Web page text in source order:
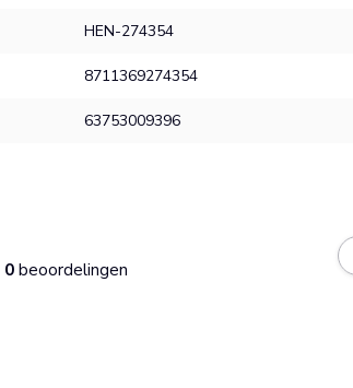
HEN-274354
8711369274354
63753009396
0beoordelingen